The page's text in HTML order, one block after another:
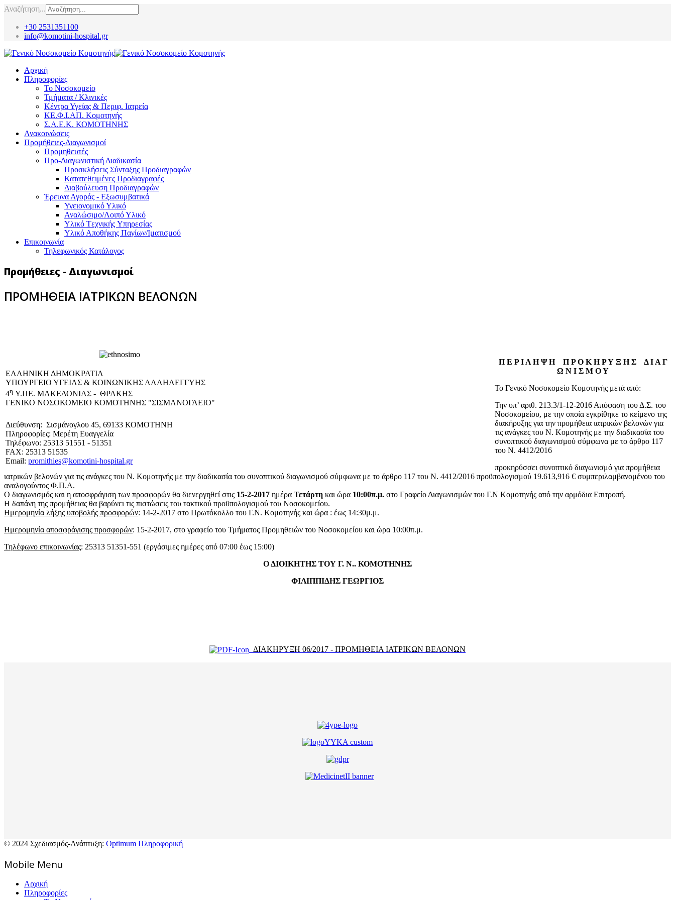
Αναζήτηση...
+30 2531351100
info@komotini-hospital.gr
Αρχική
Πληροφορίες
Το Νοσοκομείο
Τμήματα / Κλινικές
Κέντρα Υγείας & Περιφ. Ιατρεία
ΚΕ.Φ.Ι.ΑΠ. Κομοτηνής
Σ.Α.Ε.Κ. ΚΟΜΟΤΗΝΗΣ
Ανακοινώσεις
Προμήθειες-Διαγωνισμοί
Προμηθευτές
Προ-Διαγωνιστική Διαδικασία
Προσκλήσεις Σύνταξης Προδιαγραφών
Κατατεθειμένες Προδιαγραφές
Διαβούλευση Προδιαγραφών
Έρευνα Αγοράς - Εξωσυμβατικά
Υγειονομικό Υλικό
Αναλώσιμο/Λοιπό Υλικό
Υλικό Tεχνικής Yπηρεσίας
Υλικό Αποθήκης Παγίων/Ιματισμού
Επικοινωνία
Τηλεφωνικός Κατάλογος
Προμήθειες - Διαγωνισμοί
ΠΡΟΜΗΘΕΙΑ ΙΑΤΡΙΚΩΝ ΒΕΛΟΝΩΝ
EΛΛΗΝΙΚΗ ΔΗΜΟΚΡΑΤΙΑ
ΥΠΟΥΡΓΕΙΟ ΥΓΕΙΑΣ & ΚΟΙΝΩΝΙΚΗΣ ΑΛΛΗΛΕΓΓΥΗΣ
4η Υ.ΠΕ. ΜΑΚΕΔΟΝΙΑΣ - ΘΡΑΚΗΣ
ΓΕΝΙΚΟ NΟΣΟΚΟΜΕΙΟ ΚΟΜΟΤΗΝΗΣ "ΣΙΣΜΑΝΟΓΛΕΙΟ"
Διεύθυνση: Σισμάνογλου 45, 69133 ΚΟΜΟΤΗΝΗ
Πληροφορίες: Μερέτη Ευαγγελία
Τηλέφωνο: 25313 51551 - 51351
FAX: 25313 51535
Email: promithies@komotini-hospital.gr
Π Ε Ρ Ι Λ Η Ψ Η Π Ρ Ο Κ Η Ρ Υ Ξ Η Σ Δ Ι Α Γ
Ω Ν Ι Σ Μ Ο Υ
Το Γενικό Νοσοκομείο Κομοτηνής μετά από:
Την υπ’ αριθ. 213.3/1-12-2016 Απόφαση του Δ.Σ. του
Νοσοκομείου, με την οποία εγκρίθηκε το κείμενο της
διακήρυξης για την προμήθεια ιατρικών βελονών για
τις ανάγκες του Ν. Κομοτηνής με την διαδικασία του
συνοπτικού διαγωνισμού σύμφωνα με το άρθρο 117
του Ν. 4412/2016
προκηρύσσει συνοπτικό διαγωνισμό για προμήθεια
ιατρικών βελονών για τις ανάγκες του Ν. Κομοτηνής με την διαδικασία του συνοπτικού διαγωνισμού σύμφωνα με το άρθρο 117 του Ν. 4412/2016 προϋπολογισμού 19.613,916 € συμπεριλαμβανομένου του
αναλογούντος Φ.Π.Α.
Ο διαγωνισμός και η αποσφράγιση των προσφορών θα διενεργηθεί στις 15-2-2017 ημέρα Τετάρτη και ώρα 10:00π.μ. στο Γραφείο Διαγωνισμών του Γ.Ν Κομοτηνής από την αρμόδια Επιτροπή.
Η δαπάνη της προμήθειας θα βαρύνει τις πιστώσεις του τακτικού προϋπολογισμού του Νοσοκομείου.
Ημερομηνία λήξης υποβολής προσφορών: 14-2-2017 στο Πρωτόκολλο του Γ.Ν. Κομοτηνής και ώρα : έως 14:30μ.μ.
Ημερομηνία αποσφράγισης προσφορών: 15-2-2017, στο γραφείο του Τμήματος Προμηθειών του Νοσοκομείου και ώρα 10:00π.μ.
Τηλέφωνο επικοινωνίας: 25313 51351-551 (εργάσιμες ημέρες από 07:00 έως 15:00)
Ο ΔΙΟΙΚΗΤΗΣ ΤΟΥ Γ. Ν.. ΚΟΜΟΤΗΝΗΣ
ΦΙΛΙΠΠΙΔΗΣ ΓΕΩΡΓΙΟΣ
ΔΙΑΚΗΡΥΞΗ 06/2017 - ΠΡΟΜΗΘΕΙΑ ΙΑΤΡΙΚΩΝ ΒΕΛΟΝΩΝ
© 2024 Σχεδιασμός-Ανάπτυξη: Optimum Πληροφορική
Mοbile Menu
Αρχική
Πληροφορίες